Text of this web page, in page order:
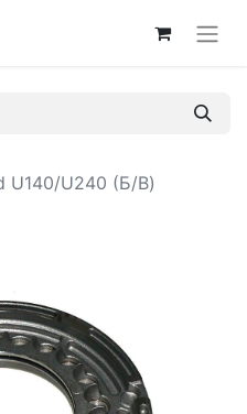
U140/U240 (Б/В)